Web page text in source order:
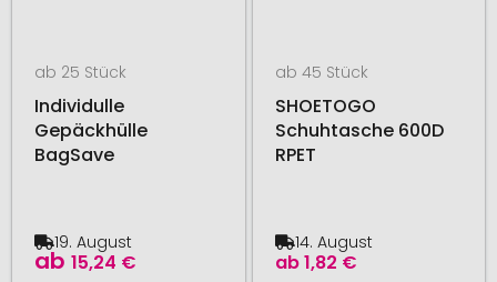
ab 25 Stück
Individulle
Gepäckhülle
BagSave
ab 15,24 €
19. August
ab 45 Stück
SHOETOGO
Schuhtasche 600D
RPET
ab1,82 €
14. August